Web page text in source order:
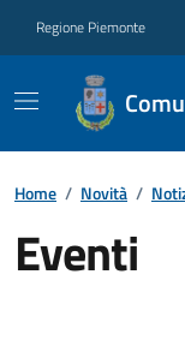
Regione Piemonte
Home / Novità /
Eventi